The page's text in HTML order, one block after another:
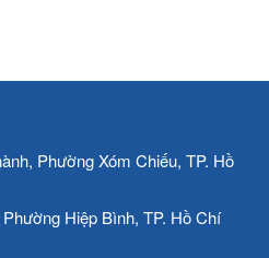
Phường Xóm Chiếu, TP. Hồ
Hiệp Bình, TP. Hồ Chí